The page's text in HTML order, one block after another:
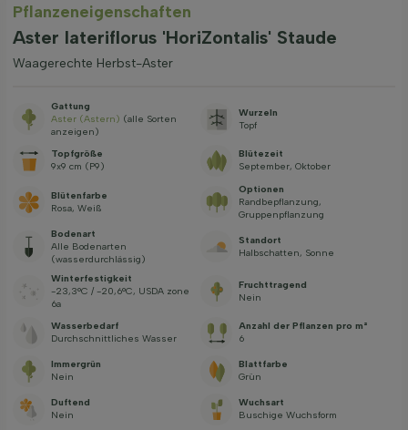
Pflanzeneigenschaften
Aster lateriflorus 'HoriZontalis' Staude
Waagerechte Herbst-Aster
Gattung
Aster (Astern) (alle Sorten
anzeigen)
Wurzeln
Topf
Topfgröße
9x9 cm (P9)
Blütezeit
September, Oktober
Blütenfarbe
Rosa, Weiß
Optionen
Randbepflanzung,
Gruppenpflanzung
Bodenart
Alle Bodenarten
(wasserdurchlässig)
Standort
Halbschatten, Sonne
Winterfestigkeit
-23,3°C / -20,6°C, USDA zone
6a
Fruchttragend
Nein
Wasserbedarf
Durchschnittliches Wasser
Anzahl der Pflanzen pro m²
6
Immergrün
Nein
Blattfarbe
Grün
Duftend
Nein
Wuchsart
Buschige Wuchsform